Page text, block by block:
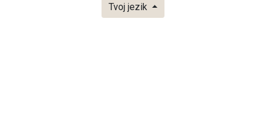
Tvoj jezik